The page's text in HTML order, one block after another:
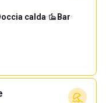
calda· Bar·